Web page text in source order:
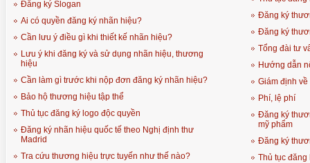
Đăng ký Slogan
Ai có quyền đăng ký nhãn hiệu?
Cần lưu ý điều gì khi thiết kế nhãn hiệu?
Lưu ý khi đăng ký và sử dụng nhãn hiệu, thương
hiệu
Cần làm gì trước khi nộp đơn đăng ký nhãn hiệu?
Bảo hộ thương hiệu tập thể
Thủ tục đăng ký logo độc quyền
Đăng ký nhãn hiệu quốc tế theo Nghị định thư
Madrid
Tra cứu thương hiệu trực tuyến như thế nào?
Đăng ký
Đăng ký
Tổng đài tư
Hướng dẫn
Giám định
Phí, lệ phí
Đăng ký
mỹ phẩm
Đăng ký
Thủ tục